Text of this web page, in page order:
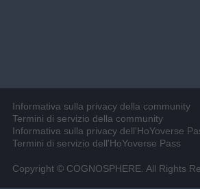
Informativa sulla privacy della community
Termini di servizio della community
Informativa sulla privacy dell'HoYoverse
Termini di servizio dell'HoYoverse Pass
Copyright © COGNOSPHERE. All Rights